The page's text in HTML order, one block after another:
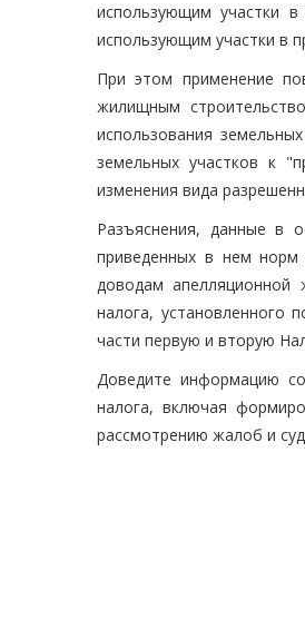
использующим участки
использующим участки в
При этом применение
жилищным
использования
земельных участков к
изменения вида
Разъяснения, данные в
приведенных в нем норм
доводам апелляционной
налога, установленного
части первую и вторую
Доведите информацию
налога, включая
рассмотрению жалоб и